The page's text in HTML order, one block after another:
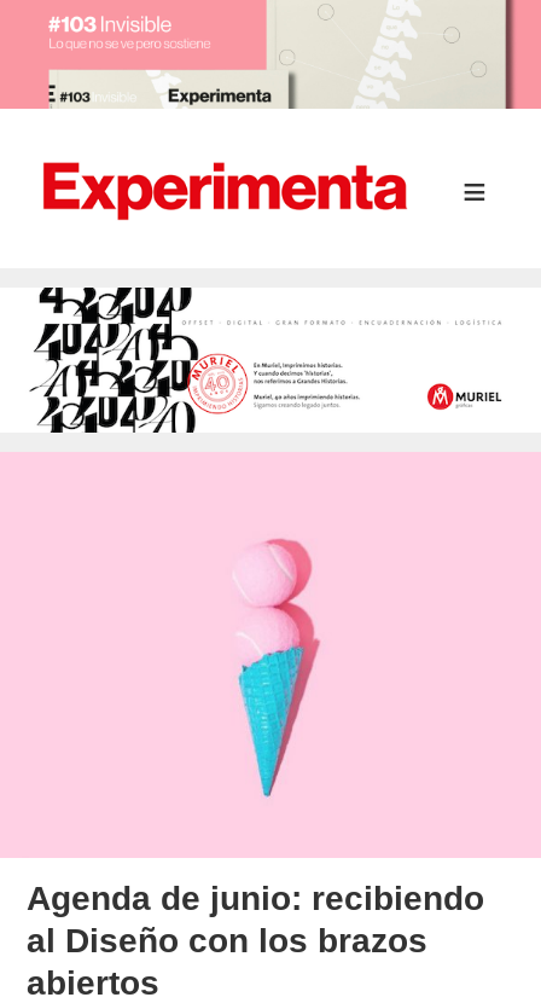
Agenda de junio: recibiendo
al Diseño con los brazos
abiertos